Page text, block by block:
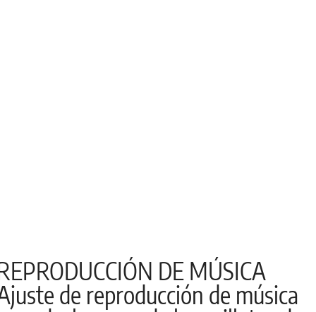
DE MÚSICA
de reproducción de música